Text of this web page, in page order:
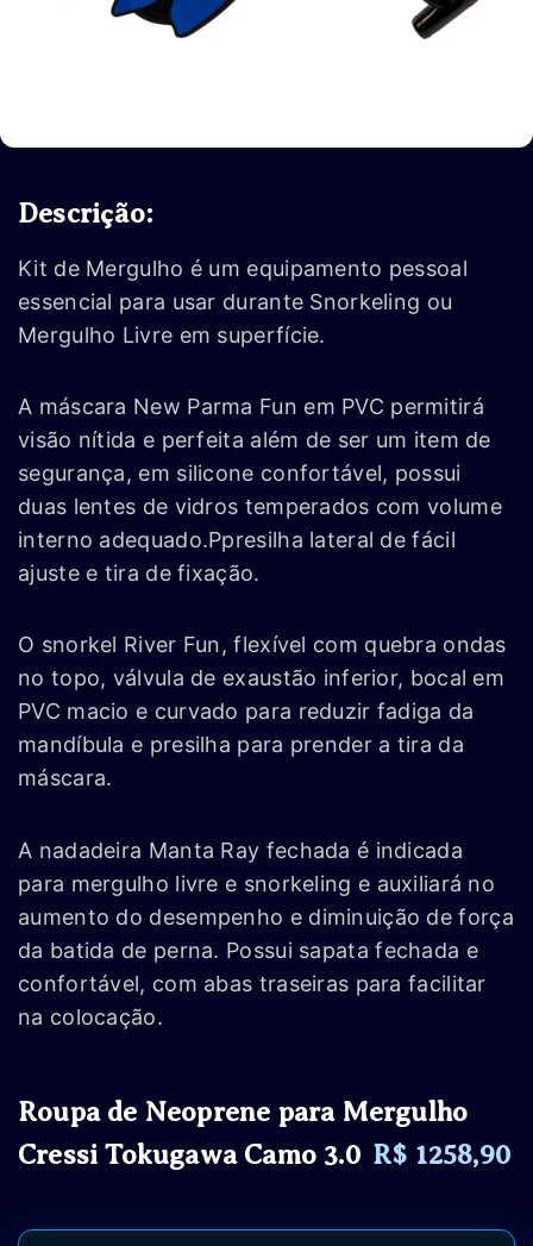
Descrição:
Kit de Mergulho é um equipamento pessoal
essencial para usar durante Snorkeling ou
Mergulho Livre em superfície.
A máscara New Parma Fun em PVC permitirá
visão nítida e perfeita além de ser um item de
segurança, em silicone confortável, possui
duas lentes de vidros temperados com volume
interno adequado.Ppresilha lateral de fácil
ajuste e tira de fixação.
O snorkel River Fun, flexível com quebra ondas
no topo, válvula de exaustão inferior, bocal em
PVC macio e curvado para reduzir fadiga da
mandíbula e presilha para prender a tira da
máscara.
A nadadeira Manta Ray fechada é indicada
para mergulho livre e snorkeling e auxiliará no
aumento do desempenho e diminuição de força
da batida de perna. Possui sapata fechada e
confortável, com abas traseiras para facilitar
na colocação.
Roupa de Neoprene para Mergulho
Cressi Tokugawa Camo 3.0 R$ 1258,90